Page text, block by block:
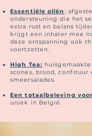
Essentiële oliën :
ondersteuning die het
extra rust en balans
krijgt een inhaler mee
deze ontspanning ook
voortzetten.
High Tea:
scones, brood, confituur
smeersalades.
Een totaalbeleving
uniek in België.